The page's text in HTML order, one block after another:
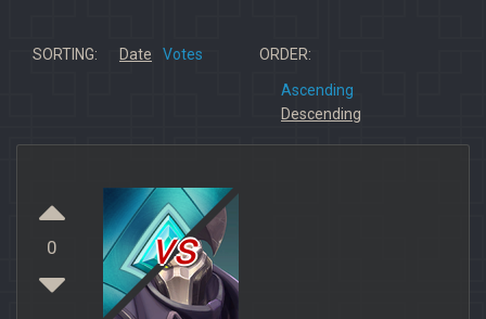
SORTING: Date Votes ORDER:
Ascending
Descending
0 vs